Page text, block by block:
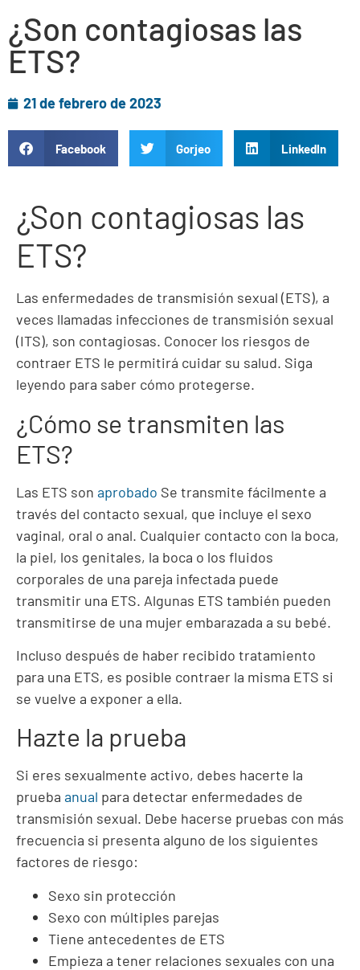
¿Son contagiosas las
ETS?
21 de febrero de 2023
Facebook Gorjeo LinkedIn
¿Son contagiosas las
ETS?
Las enfermedades de transmisión sexual (ETS), a
veces llamadas infecciones de transmisión sexual
(ITS), son contagiosas. Conocer los riesgos de
contraer ETS le permitirá cuidar su salud. Siga
leyendo para saber cómo protegerse.
¿Cómo se transmiten las
ETS?
Las ETS son aprobado Se transmite fácilmente a
través del contacto sexual, que incluye el sexo
vaginal, oral o anal. Cualquier contacto con la boca,
la piel, los genitales, la boca o los fluidos
corporales de una pareja infectada puede
transmitir una ETS. Algunas ETS también pueden
transmitirse de una mujer embarazada a su bebé.
Incluso después de haber recibido tratamiento
para una ETS, es posible contraer la misma ETS si
se vuelve a exponer a ella.
Hazte la prueba
Si eres sexualmente activo, debes hacerte la
prueba anual para detectar enfermedades de
transmisión sexual. Debe hacerse pruebas con más
frecuencia si presenta alguno de los siguientes
factores de riesgo:
Sexo sin protección
Sexo con múltiples parejas
Tiene antecedentes de ETS
Empieza a tener relaciones sexuales con una